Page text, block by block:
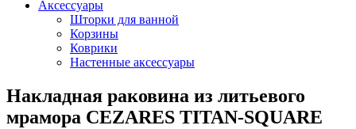
Аксессуары
Шторки для ванной
Корзины
Коврики
Настенные аксессуары
Накладная раковина из литьевого
мрамора CEZARES TITAN-SQUARE